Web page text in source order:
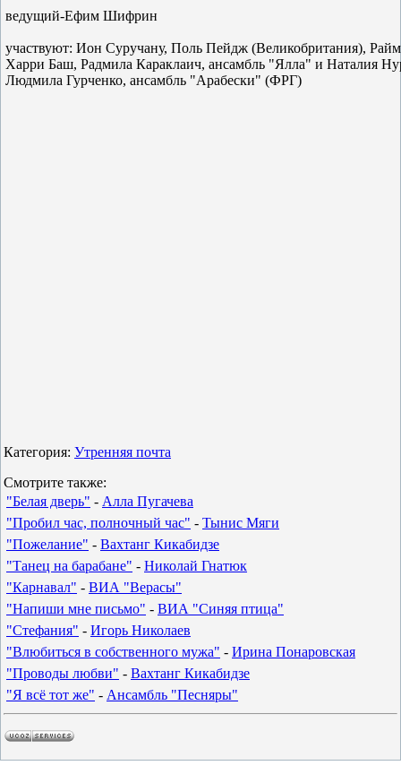
ведущий-Ефим Шифрин
участвуют: Ион Суручану, Поль Пейдж (Великобритания),
Харри Баш, Радмила Караклаич, ансамбль "Ялла" и Наталия
Людмила Гурченко, ансамбль "Арабески" (ФРГ)
Категория: Утренняя почта
Смотрите также:
"Белая дверь" - Алла Пугачева
"Пробил час, полночный час" - Тынис Мяги
"Пожелание" - Вахтанг Кикабидзе
"Танец на барабане" - Николай Гнатюк
"Карнавал" - ВИА "Верасы"
"Напиши мне письмо" - ВИА "Синяя птица"
"Стефания" - Игорь Николаев
"Влюбиться в собственного мужа" - Ирина Понаровская
"Проводы любви" - Вахтанг Кикабидзе
"Я всё тот же" - Ансамбль "Песняры"